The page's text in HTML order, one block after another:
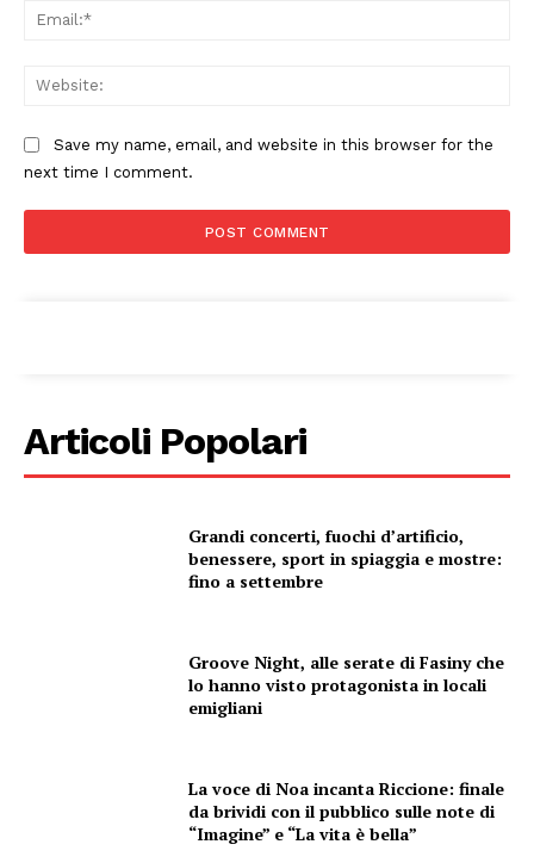
Save my name, email, and website in this browser for the
next time I comment.
Articoli Popolari
Grandi concerti, fuochi d’artificio,
benessere, sport in spiaggia e mostre:
fino a settembre
Groove Night, alle serate di Fasiny che
lo hanno visto protagonista in locali
emigliani
La voce di Noa incanta Riccione: finale
da brividi con il pubblico sulle note di
“Imagine” e “La vita è bella”